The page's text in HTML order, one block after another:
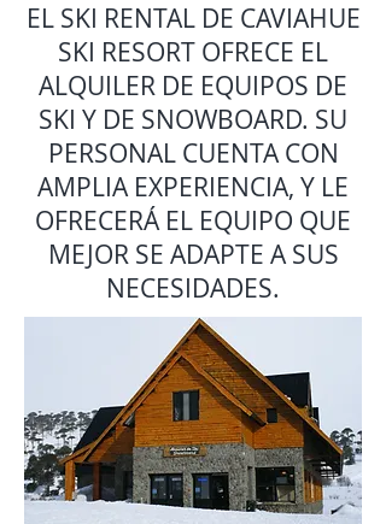
EL SKI RENTAL DE CAVIAHUE
SKI RESORT OFRECE EL
ALQUILER DE EQUIPOS DE
SKI Y DE SNOWBOARD. SU
PERSONAL CUENTA CON
AMPLIA EXPERIENCIA, Y LE
OFRECERÁ EL EQUIPO QUE
MEJOR SE ADAPTE A SUS
NECESIDADES.